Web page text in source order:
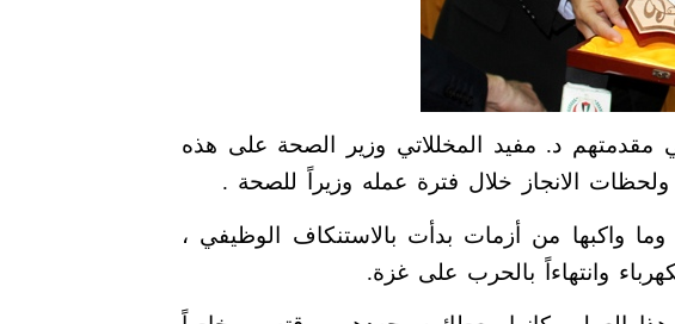
مقدمتهم د. مفيد المخللاتي وزير الصحة على هذه
الانجاز خلال فترة عمله وزيراً للصحة .
واكبها من أزمات بدأت بالاستنكاف الوظيفي ،
وانتهاءاً بالحرب على غزة.